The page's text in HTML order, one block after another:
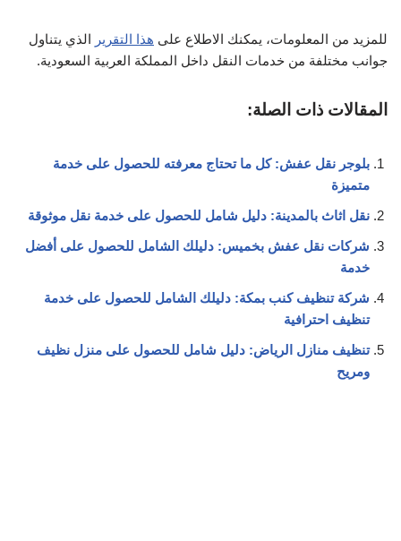
للمزيد من المعلومات، يمكنك الاطلاع على هذا التقرير الذي يتناول
جوانب مختلفة من خدمات النقل داخل المملكة العربية السعودية.
المقالات ذات الصلة:
بلوجر نقل عفش: كل ما تحتاج معرفته للحصول على خدمة
متميزة
نقل اثاث بالمدينة: دليل شامل للحصول على خدمة نقل موثوقة
شركات نقل عفش بخميس: دليلك الشامل للحصول على أفضل
خدمة
شركة تنظيف كنب بمكة: دليلك الشامل للحصول على خدمة
تنظيف احترافية
تنظيف منازل الرياض: دليل شامل للحصول على منزل نظيف
ومريح